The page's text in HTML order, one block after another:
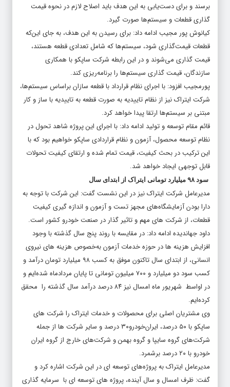
برسند و برای دست‌یابی به این هدف باید اصلاح لازم در نحوه قیمت
گذاری قطعات و سیستم‌ها صورت گیرد.
کیانوش پور مجیب ادامه داد: برای رسیدن به این هدف، به جای این‌که
قطعات قیمت‌گذاری شود، سیستم‌ها که شامل تعدادی قطعه هستند،
قیمت گذاری می‌شوند و در این رابطه شرکت ساپکو با همکاری
سازندگان، قیمت گذاری سیستم‌ها را برنامه‌ریزی کند.
پورمجیب افزود: با اجرای نظام قرارداد با قطعه سازان براساس سیستم‌ها،
شرکت ایتراک نیز از نظام تاییدیه به صورت قطعه به تاییدیه با ساز و کار
مبتنی بر سیستم‌ها ارتقا پیدا خواهد کرد.
قائم مقام توسعه و تولید ادامه داد: با اجرای این پروژه شاهد تحول در
نظام توسعه محصول، آزمون و نظام قراردادی ساپکو خواهیم بود که با
این ترکیب در بحث کیفیت، قیمت تمام شده و ارتقای کیفیت تحولات
قابل توجهی ایجاد خواهد شد.
سود ۹۸ میلیارد تومانی ایتراک از ابتدای سال
مدیرعامل شرکت ایتراک نیز در این نشست گفت: این شرکت با توجه به
دارا بودن آزمایشگاه‌های مجهز تست و آزمون و اندازه گیری کیفیت
قطعات، از شرکت های مهم و تاثیر گذار در صنعت خودرو کشور است.
داود جهاندیده ادامه داد: در مقایسه با روند پنج سال گذشته با وجود
افزایش هزینه ها در حوزه خدمات آزمون به‌خصوص هزینه های نیروی
انسانی، از ابتدای سال تاکنون موفق به کسب ۹۸ میلیارد تومان درآمد و
کسب سود دو میلیارد و ۷۰۰ میلیون تومانی تا پایان مردادماه شده‌ایم و
در اواسط شهریور ماه امسال نیز ۸۴ درصد درآمد سال گذشته را محقق
کرده‌ایم.
وی مشتریان اصلی برای محصولات و خدمات ایتراک را شرکت های
ساپکو با ۵۰ درصد، ایران‌خودرو۳۰ درصد و سایر شرکت ها از جمله
شرکت‌های گروه سایپا و گروه بهمن و شرکت‌های خارج از گروه ایران
خودرو با ۲۰ درصد برشمرد.
مدیرعامل ایتراک به پروژه‌های توسعه ای در این شرکت اشاره کرد و
گفت: ظرف امسال و سال آینده، پروژه های توسعه ای با سرمایه گذاری